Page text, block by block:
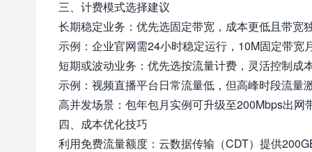
三、计费模式选择建议
长期稳定业务：优先选固定带宽，成本更低且带宽
示例：企业官网需24小时稳定运行，10M固定带
短期或波动业务：优先选按流量计费，灵活控制成
示例：视频直播平台日常流量低，但高峰时段流量
高并发场景：包年包月实例可升级至200Mbps出网
四、成本优化技巧
利用免费流量额度：云数据传输（CDT）提供